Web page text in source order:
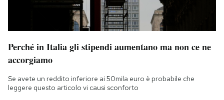
Perché in Italia gli stipendi aumentano ma non ce ne
accorgiamo
Se avete un reddito inferiore ai 50mila euro è probabile che
leggere questo articolo vi causi sconforto